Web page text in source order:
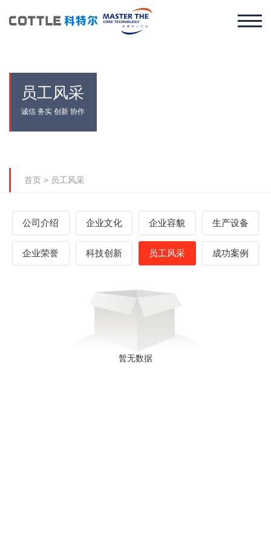
员工风采
诚信 务实 创新 协作
首页 > 员工风采
公司介绍 企业文化 企业容貌 生产设备
企业荣誉 科技创新 员工风采 成功案例
暂无数据